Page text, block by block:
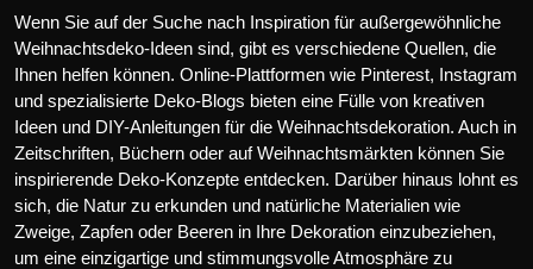
Wenn Sie auf der Suche nach Inspiration für außergewöhnliche
Weihnachtsdeko-Ideen sind, gibt es verschiedene Quellen, die
Ihnen helfen können. Online-Plattformen wie Pinterest, Instagram
und spezialisierte Deko-Blogs bieten eine Fülle von kreativen
Ideen und DIY-Anleitungen für die Weihnachtsdekoration. Auch in
Zeitschriften, Büchern oder auf Weihnachtsmärkten können Sie
inspirierende Deko-Konzepte entdecken. Darüber hinaus lohnt es
sich, die Natur zu erkunden und natürliche Materialien wie
Zweige, Zapfen oder Beeren in Ihre Dekoration einzubeziehen,
um eine einzigartige und stimmungsvolle Atmosphäre zu